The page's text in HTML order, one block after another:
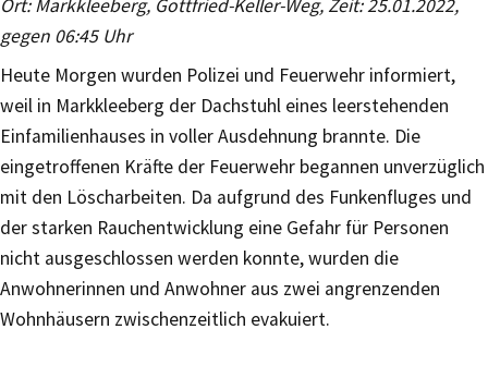
Ort: Markkleeberg, Gottfried-Keller-Weg, Zeit: 25.01.2022,
gegen 06:45 Uhr
Heute Morgen wurden Polizei und Feuerwehr informiert,
weil in Markkleeberg der Dachstuhl eines leerstehenden
Einfamilienhauses in voller Ausdehnung brannte. Die
eingetroffenen Kräfte der Feuerwehr begannen unverzüglich
mit den Löscharbeiten. Da aufgrund des Funkenfluges und
der starken Rauchentwicklung eine Gefahr für Personen
nicht ausgeschlossen werden konnte, wurden die
Anwohnerinnen und Anwohner aus zwei angrenzenden
Wohnhäusern zwischenzeitlich evakuiert.